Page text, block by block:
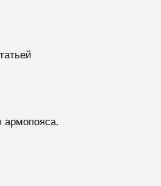
армопояса.